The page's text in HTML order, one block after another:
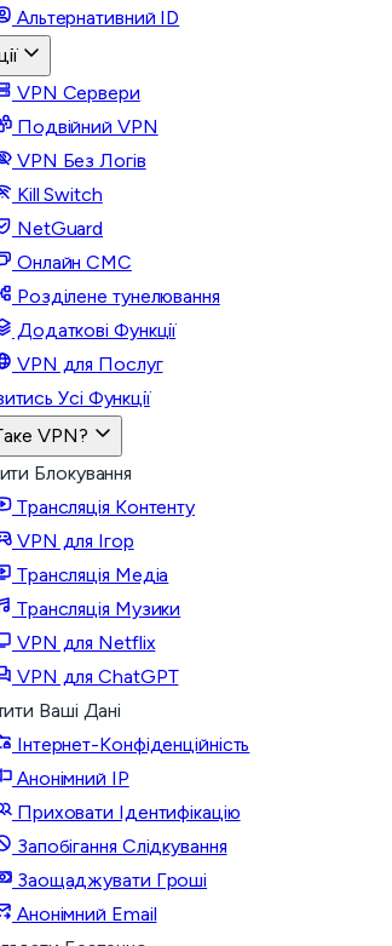
Альтернативний ID
VPN Сервери
Подвійний VPN
VPN Без Логів
Kill Switch
NetGuard
Онлайн СМС
Розділене тунелювання
Додаткові Функції
VPN для Послуг
Усі Функції
VPN?
Блокування
Трансляція Контенту
VPN для Ігор
Трансляція Медіа
Трансляція Музики
VPN для Netflix
VPN для ChatGPT
Ваші Дані
Інтернет-Конфіденційність
Анонімний IP
Приховати Ідентифікацію
Запобігання Слідкування
Заощаджувати Гроші
Анонімний Email